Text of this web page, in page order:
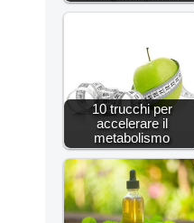
10 trucchi per
accelerare il
metabolismo